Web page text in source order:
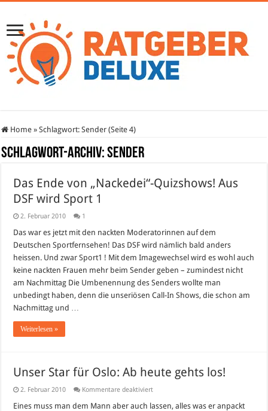
Home » Schlagwort:Sender (Seite 4)
Schlagwort-Archiv:Sender
Das Ende von „Nackedei“-Quizshows! Aus
DSF wird Sport 1
2. Februar 2010 1
Das war es jetzt mit den nackten Moderatorinnen auf dem
Deutschen Sportfernsehen! Das DSF wird nämlich bald anders
heissen. Und zwar Sport1 ! Mit dem Imagewechsel wird es wohl auch
keine nackten Frauen mehr beim Sender geben – zumindest nicht
am Nachmittag Die Umbenennung des Senders wollte man
unbedingt haben, denn die unseriösen Call-In Shows, die schon am
Nachmittag und …
Weiterlesen »
Unser Star für Oslo: Ab heute gehts los!
2. Februar 2010 Kommentare deaktiviertfür
Star
Eines muss man dem Mann aber auch lassen, alles was er anpackt